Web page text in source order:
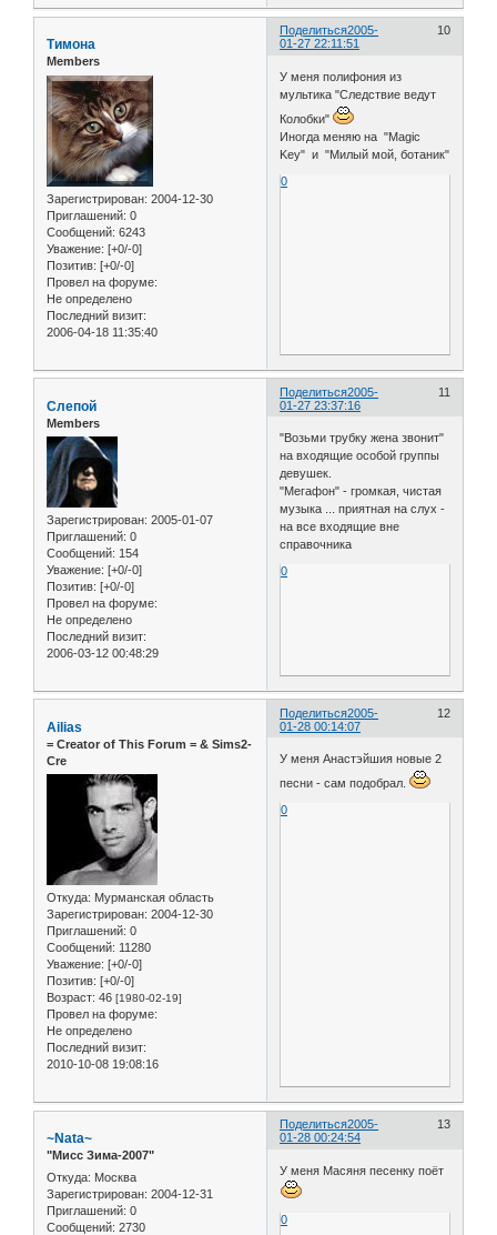
Поделиться 10
2005-
01-27 22:11:51
Тимона
Members
Зарегистрирован: 2004-12-30
Приглашений: 0
Сообщений: 6243
Уважение: [+0/-0]
Позитив: [+0/-0]
Провел на форуме:
Не определено
Последний визит:
2006-04-18 11:35:40
У меня полифония из
мультика "Следствие ведут
Колобки"
Иногда меняю на "Magic
Key" и "Милый мой, ботаник"
0
Поделиться 11
2005-
01-27 23:37:16
Слепой
Members
Зарегистрирован: 2005-01-07
Приглашений: 0
Сообщений: 154
Уважение: [+0/-0]
Позитив: [+0/-0]
Провел на форуме:
Не определено
Последний визит:
2006-03-12 00:48:29
"Возьми трубку жена звонит"
на входящие особой группы
девушек.
"Мегафон" - громкая, чистая
музыка ... приятная на слух -
на все входящие вне
справочника
0
Поделиться 12
2005-
01-28 00:14:07
Ailias
= Сreator of This Forum = & Sims2-
Cre
Откуда: Мурманская область
Зарегистрирован: 2004-12-30
Приглашений: 0
Сообщений: 11280
Уважение: [+0/-0]
Позитив: [+0/-0]
Возраст: 46 [1980-02-19]
Провел на форуме:
Не определено
Последний визит:
2010-10-08 19:08:16
У меня Анастэйшия новые 2
песни - сам подобрал.
0
Поделиться 13
2005-
01-28 00:24:54
~Nata~
"Мисс Зима-2007"
Откуда: Москва
Зарегистрирован: 2004-12-31
Приглашений: 0
Сообщений: 2730
У меня Масяня песенку поёт
0